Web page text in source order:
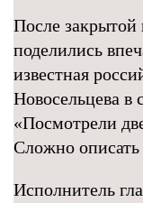
После
поделились
известная
Новосельцева в
«Посмотрели
Сложно
Исполнитель